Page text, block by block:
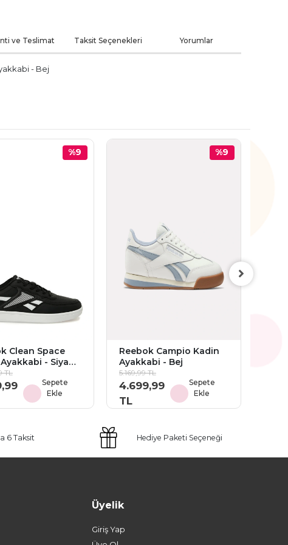
ve Teslimat Taksit Seçenekleri Yorumlar
- Bej
%9
Clean Space
- Siyah
TL
Sepete
Ekle
%9
Reebok Campio Kadin
Ayakkabi - Bej
5.169,99 TL
4.699,99
TL
Sepete
Ekle
6 Taksit Hediye Paketi Seçeneği
Üyelik
Giriş Yap